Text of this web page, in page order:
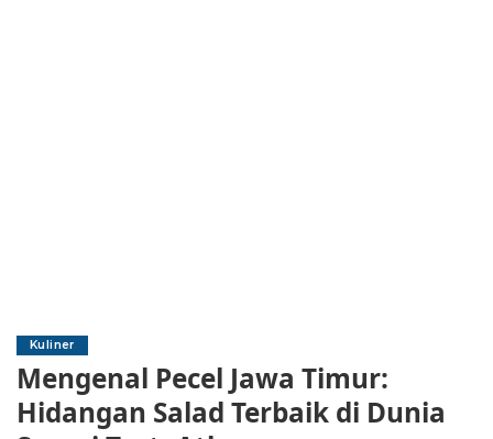
Kuliner
Mengenal Pecel Jawa Timur:
Hidangan Salad Terbaik di Dunia